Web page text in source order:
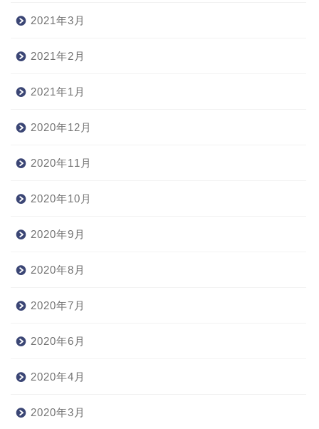
2021年3月
2021年2月
2021年1月
2020年12月
2020年11月
2020年10月
2020年9月
2020年8月
2020年7月
2020年6月
2020年4月
2020年3月